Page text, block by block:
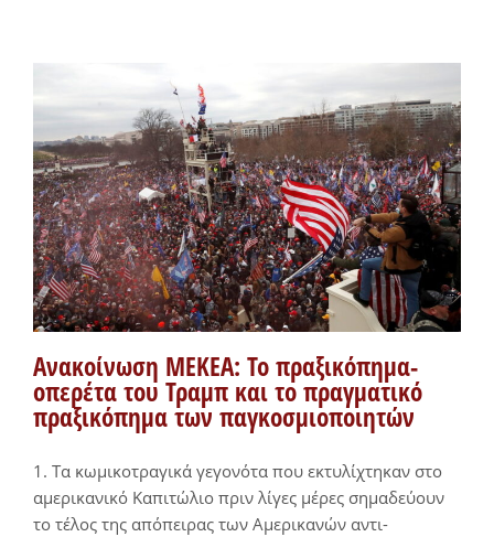
Ανακοίνωση ΜΕΚΕΑ: Το πραξικόπημα-
οπερέτα του Τραμπ και το πραγματικό
πραξικόπημα των παγκοσμιοποιητών
1. Τα κωμικοτραγικά γεγονότα που εκτυλίχτηκαν στο
αμερικανικό Καπιτώλιο πριν λίγες μέρες σημαδεύουν
το τέλος της απόπειρας των Αμερικανών αντι-